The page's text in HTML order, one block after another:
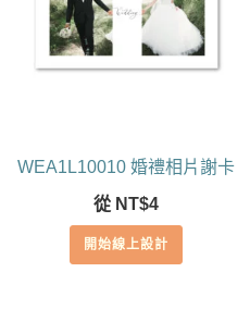
WEA1L10010 婚禮相片謝卡
從 NT$4
開始線上設計